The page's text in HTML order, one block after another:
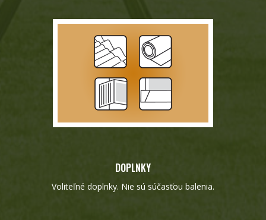
DOPLNKY
Voliteľné doplnky. Nie sú súčasťou balenia.